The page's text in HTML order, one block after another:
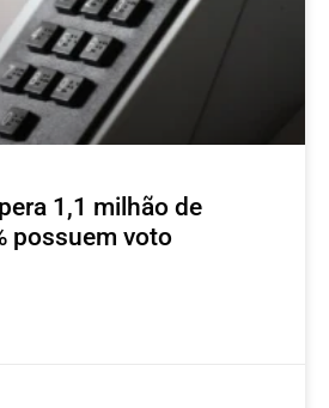
1,1 milhão de
possuem voto